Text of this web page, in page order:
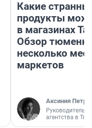
Какие
продукты
в магазинах
Обзор
несколько
маркетов
Аксиния
Руководитель
агентства в